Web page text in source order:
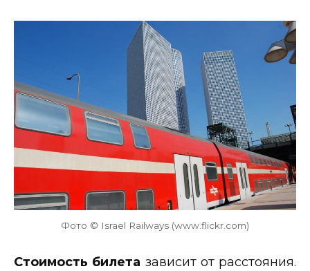
Фото © Israel Railways (www.flickr.com)
Стоимость билета зависит от расстояния.